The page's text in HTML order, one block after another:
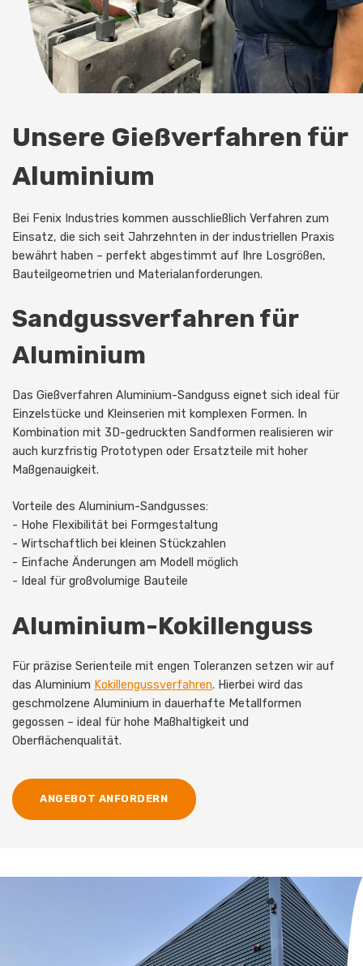
Unsere Gießverfahren für
Aluminium
Bei Fenix Industries kommen ausschließlich Verfahren zum
Einsatz, die sich seit Jahrzehnten in der industriellen Praxis
bewährt haben – perfekt abgestimmt auf Ihre Losgrößen,
Bauteilgeometrien und Materialanforderungen.
Sandgussverfahren für
Aluminium
Das Gießverfahren Aluminium-Sandguss eignet sich ideal für
Einzelstücke und Kleinserien mit komplexen Formen. In
Kombination mit 3D-gedruckten Sandformen realisieren wir
auch kurzfristig Prototypen oder Ersatzteile mit hoher
Maßgenauigkeit.
Vorteile des Aluminium-Sandgusses:
- Hohe Flexibilität bei Formgestaltung
- Wirtschaftlich bei kleinen Stückzahlen
- Einfache Änderungen am Modell möglich
- Ideal für großvolumige Bauteile
Aluminium-Kokillenguss
Für präzise Serienteile mit engen Toleranzen setzen wir auf
das Aluminium Kokillengussverfahren. Hierbei wird das
geschmolzene Aluminium in dauerhafte Metallformen
gegossen – ideal für hohe Maßhaltigkeit und
Oberflächenqualität.
ANGEBOT ANFORDERN